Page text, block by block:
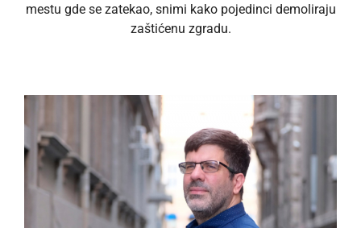
mestu gde se zatekao, snimi kako pojedinci demoliraju
zaštićenu zgradu.